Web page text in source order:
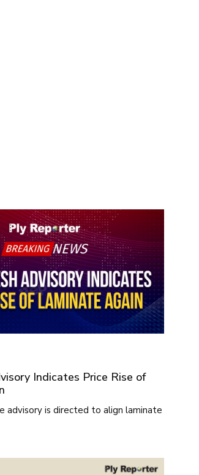
Indicates Price Rise of
advisory is directed to align laminate